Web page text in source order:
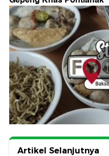
Artikel Selanjutnya